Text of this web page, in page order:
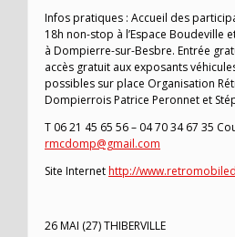
Infos pratiques : Accueil des
18h non-stop à l’Espace Boudeville
à Dompierre-sur-Besbre. Entrée
accès gratuit aux exposants
possibles sur place Organisation
Dompierrois Patrice Peronnet et
T 06 21 45 65 56 – 04 70 34 67 35
rmcdomp@gmail.com
Site Internethttp://
26 MAI (27) THIBERVILLE